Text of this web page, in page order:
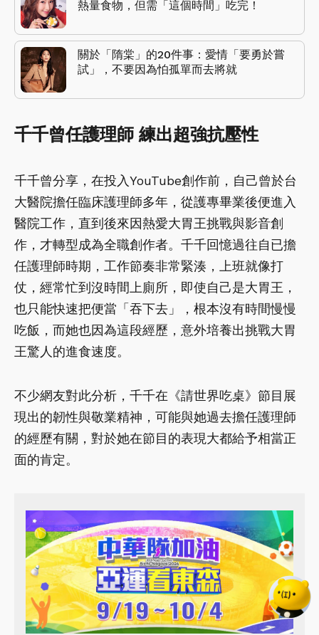
熱量食物，但需「這個時間」吃完！
關於「隋棠」的20件事：愛情「要勇於嘗
試」，不要因為怕孤單而去將就
千千曾任護理師 練出超強抗壓性
千千曾分享，在投入YouTube創作前，自己曾於台
大醫院擔任臨床護理師多年，從護專畢業後便進入
醫院工作，直到後來因熱愛大胃王挑戰與影音創
作，才轉型成為全職創作者。千千回憶過往自已擔
任護理師時期，工作節奏非常緊湊，上班就像打
仗，經常忙到沒時間上廁所，即使自己是大胃王，
也只能快速把便當「吞下去」，根本沒有時間慢慢
吃飯，而她也因為這段經歷，意外培養出挑戰大胃
王驚人的進食速度。
不少網友對此分析，千千在《請世界吃桌》節目展
現出的韌性與敬業精神，可能與她過去擔任護理師
的經歷有關，對於她在節目的表現大都給予相當正
面的肯定。